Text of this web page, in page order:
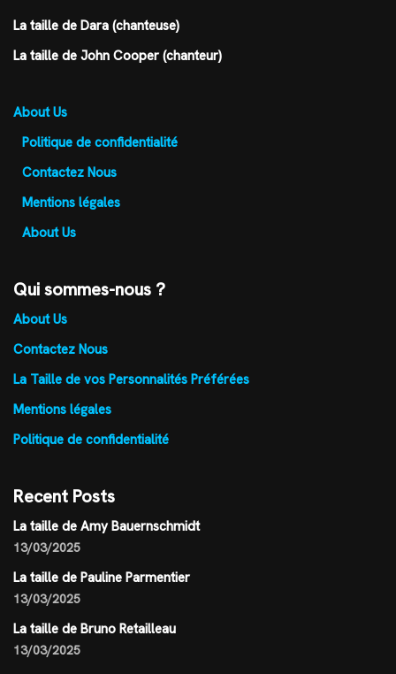
La taille de Dara (chanteuse)
La taille de John Cooper (chanteur)
About Us
Politique de confidentialité
Contactez Nous
Mentions légales
About Us
Qui sommes-nous ?
About Us
Contactez Nous
La Taille de vos Personnalités Préférées
Mentions légales
Politique de confidentialité
Recent Posts
La taille de Amy Bauernschmidt
13/03/2025
La taille de Pauline Parmentier
13/03/2025
La taille de Bruno Retailleau
13/03/2025